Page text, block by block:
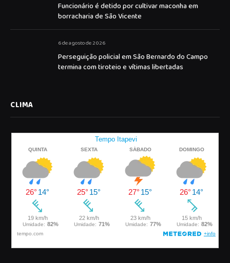
Funcionário é detido por cultivar maconha em
borracharia de São Vicente
6 de agosto de 2026
Perseguição policial em São Bernardo do Campo
termina com tiroteio e vítimas libertadas
CLIMA